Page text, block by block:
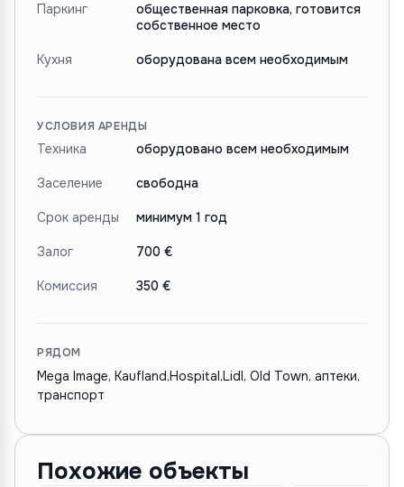
Паркинг
общественная парковка, готовится
собственное место
Кухня оборудована всем необходимым
УСЛОВИЯ АРЕНДЫ
Техника оборудовано всем необходимым
Заселение свободна
Срок аренды минимум 1 год
Залог 700 €
Комиссия 350 €
РЯДОМ
Mega Image, Kaufland,Hospital,Lidl, Old Town, аптеки,
транспорт
Похожие объекты